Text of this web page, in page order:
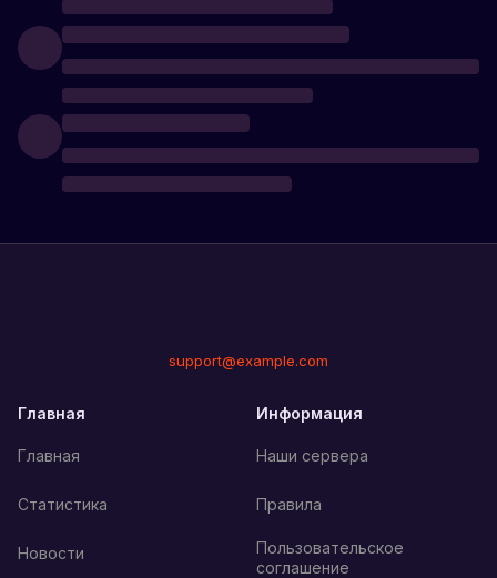
support@example.com
Главная
Главная
Статистика
Новости
Информация
Наши сервера
Правила
Пользовательское
соглашение